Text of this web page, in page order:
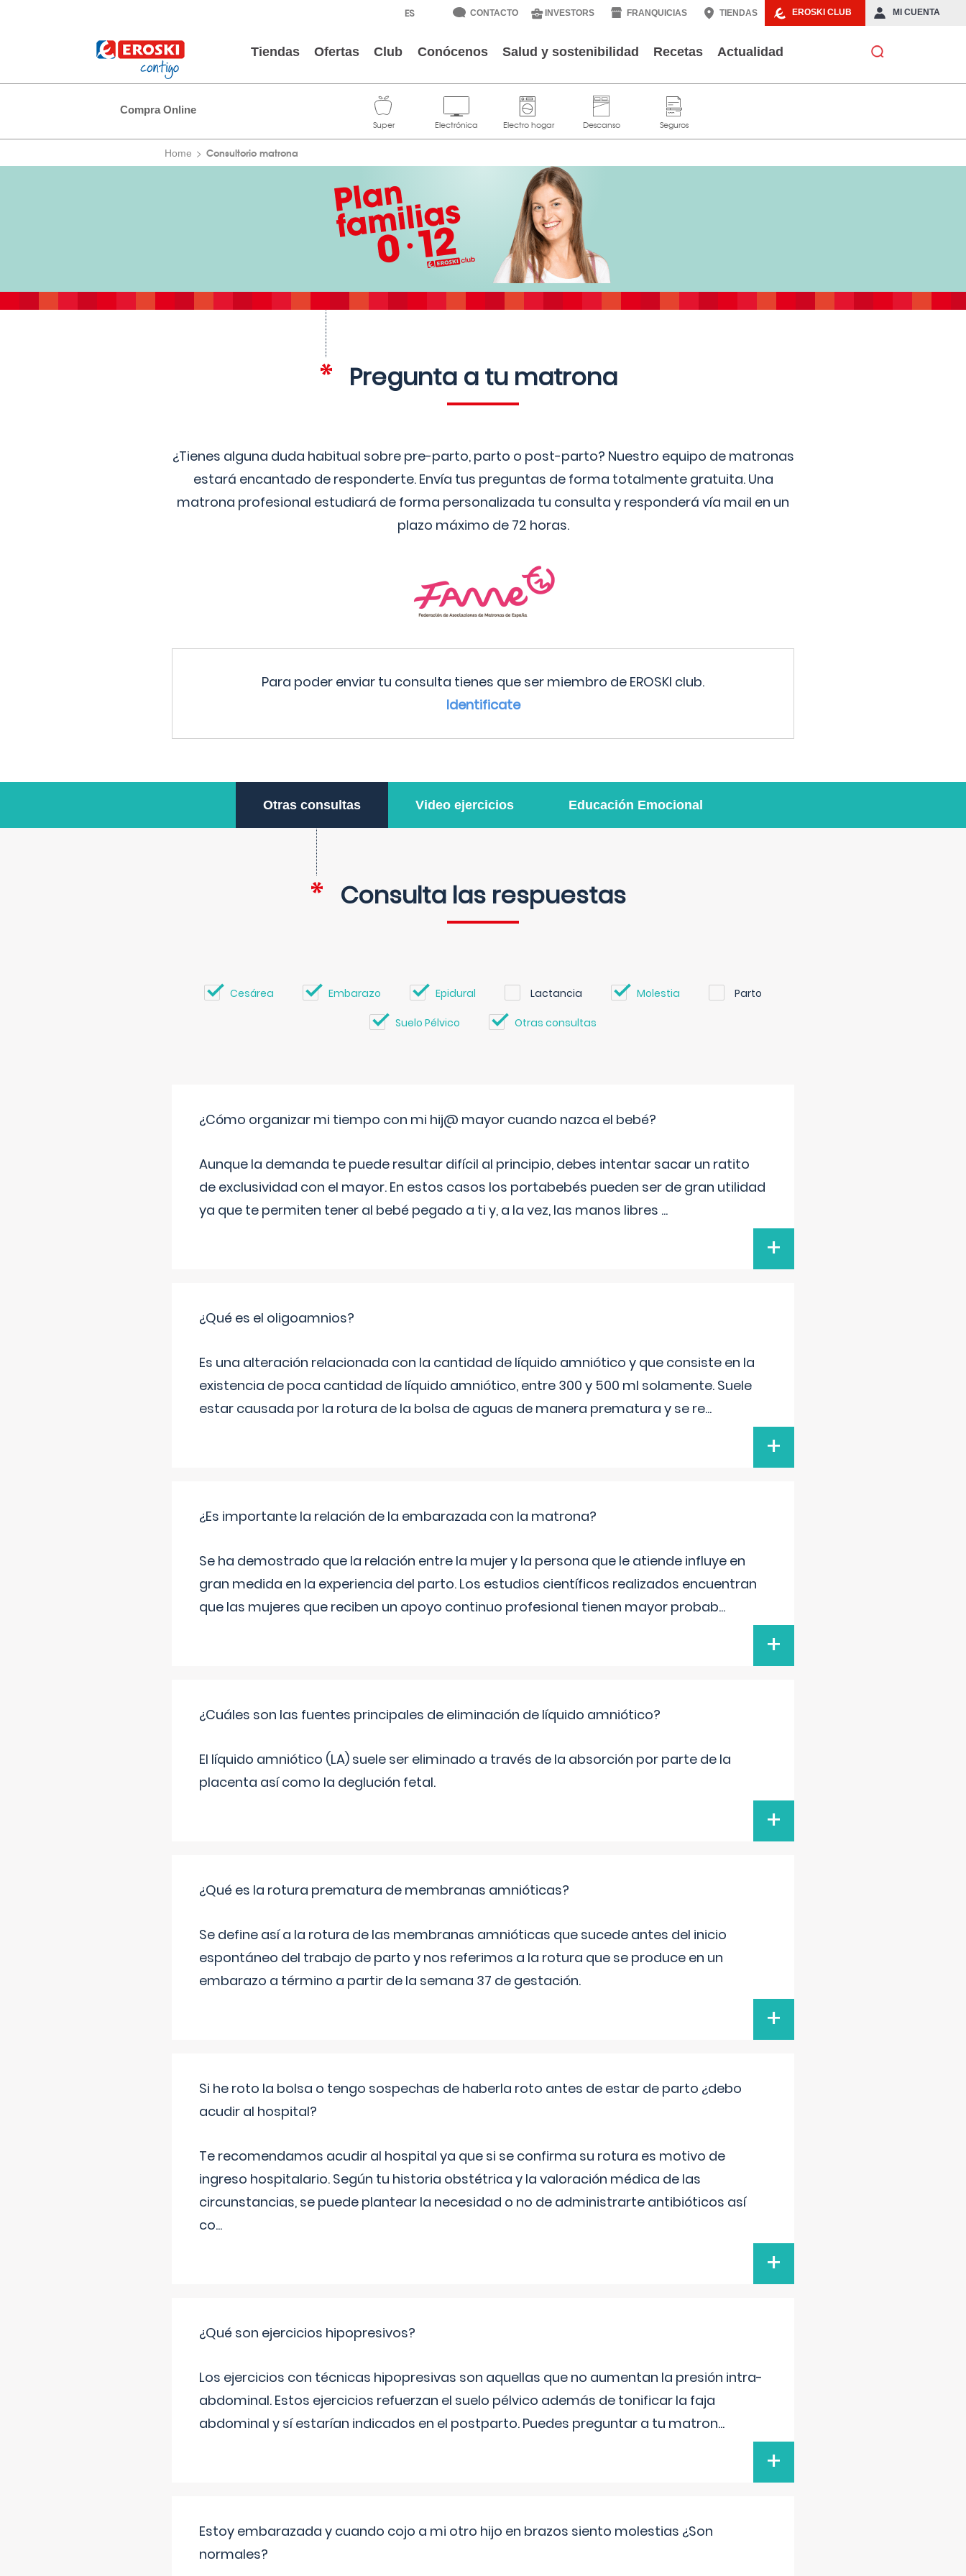
EROSKI CLUB MI CUENTA
CONTACTO INVESTORS FRANQUICIAS TIENDAS
Tiendas Ofertas Club Conócenos Salud y sostenibilidad Recetas Actualidad
Compra Online
Home Consultorio matrona
Pregunta a tu matrona
¿Tienes alguna duda habitual sobre pre-parto, parto o post-parto? Nuestro equipo de matronas
estará encantado de responderte. Envía tus preguntas de forma totalmente gratuita. Una
matrona profesional estudiará de forma personalizada tu consulta y responderá vía mail en un
plazo máximo de 72 horas.
Para poder enviar tu consulta tienes que ser miembro de EROSKI club.
Identificate
Otras consultas Video ejercicios Educación Emocional
Consulta las respuestas
Cesárea Embarazo Epidural Lactancia Molestia Parto
Suelo Pélvico Otras consultas
¿Cómo organizar mi tiempo con mi hij@ mayor cuando nazca el bebé?
Aunque la demanda te puede resultar difícil al principio, debes intentar sacar un ratito
de exclusividad con el mayor. En estos casos los portabebés pueden ser de gran utilidad
ya que te permiten tener al bebé pegado a ti y, a la vez, las manos libres ...
+
¿Qué es el oligoamnios?
Es una alteración relacionada con la cantidad de líquido amniótico y que consiste en la
existencia de poca cantidad de líquido amniótico, entre 300 y 500 ml solamente. Suele
estar causada por la rotura de la bolsa de aguas de manera prematura y se re...
+
¿Es importante la relación de la embarazada con la matrona?
Se ha demostrado que la relación entre la mujer y la persona que le atiende influye en
gran medida en la experiencia del parto. Los estudios científicos realizados encuentran
que las mujeres que reciben un apoyo continuo profesional tienen mayor probab...
+
¿Cuáles son las fuentes principales de eliminación de líquido amniótico?
El líquido amniótico (LA) suele ser eliminado a través de la absorción por parte de la
placenta así como la deglución fetal.
+
¿Qué es la rotura prematura de membranas amnióticas?
Se define así a la rotura de las membranas amnióticas que sucede antes del inicio
espontáneo del trabajo de parto y nos referimos a la rotura que se produce en un
embarazo a término a partir de la semana 37 de gestación.
+
Si he roto la bolsa o tengo sospechas de haberla roto antes de estar de parto ¿debo
acudir al hospital?
Te recomendamos acudir al hospital ya que si se confirma su rotura es motivo de
ingreso hospitalario. Según tu historia obstétrica y la valoración médica de las
circunstancias, se puede plantear la necesidad o no de administrarte antibióticos así
co...
+
¿Qué son ejercicios hipopresivos?
Los ejercicios con técnicas hipopresivas son aquellas que no aumentan la presión intra-
abdominal. Estos ejercicios refuerzan el suelo pélvico además de tonificar la faja
abdominal y sí estarían indicados en el postparto. Puedes preguntar a tu matron...
+
Estoy embarazada y cuando cojo a mi otro hijo en brazos siento molestias ¿Son
normales?